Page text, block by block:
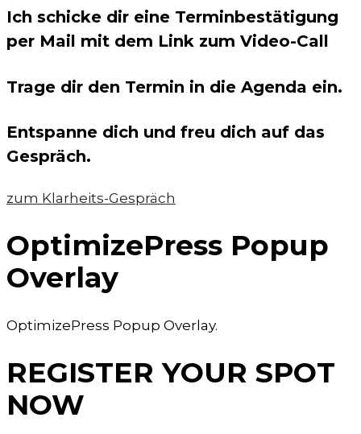
Ich schicke dir eine Terminbestätigung
per Mail mit dem Link zum Video-Call
Trage dir den Termin in die Agenda ein.
Entspanne dich und freu dich auf das
Gespräch.
zum Klarheits-Gespräch
OptimizePress Popup
Overlay
OptimizePress Popup Overlay.
REGISTER YOUR SPOT
NOW